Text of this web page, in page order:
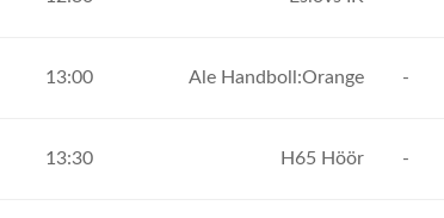
13:00 Ale Handboll:Orange -
13:30 H65 Höör -